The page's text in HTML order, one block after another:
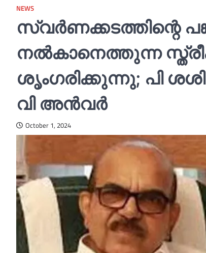
NEWS
സ്വര്‍ണക്കടത്തിന്റെ
നല്‍കാനെത്തുന്ന
ശൃംഗരിക്കുന്നു; പി
വി അന്‍വര്‍
October 1, 2024